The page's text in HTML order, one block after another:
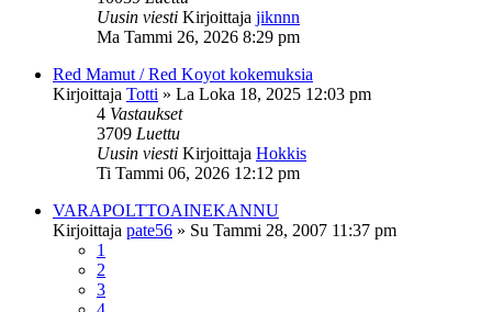
Uusin viesti Kirjoittaja jiknnn
Ma Tammi 26, 2026 8:29 pm
Red Mamut / Red Koyot kokemuksia
Kirjoittaja Totti » La Loka 18, 2025 12:03 pm
4 Vastaukset
3709 Luettu
Uusin viesti Kirjoittaja Hokkis
Ti Tammi 06, 2026 12:12 pm
VARAPOLTTOAINEKANNU
Kirjoittaja pate56 » Su Tammi 28, 2007 11:37 pm
1
2
3